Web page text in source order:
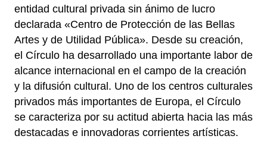
entidad cultural privada sin ánimo de lucro
declarada «Centro de Protección de las Bellas
Artes y de Utilidad Pública». Desde su creación,
el Círculo ha desarrollado una importante labor de
alcance internacional en el campo de la creación
y la difusión cultural. Uno de los centros culturales
privados más importantes de Europa, el Círculo
se caracteriza por su actitud abierta hacia las más
destacadas e innovadoras corrientes artísticas.